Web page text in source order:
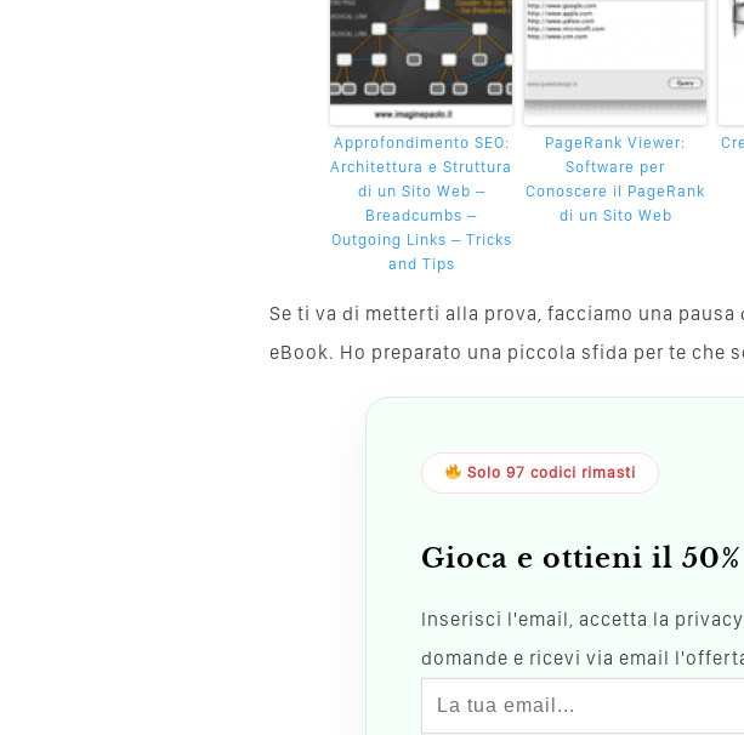
Approfondimento SEO:
Architettura e Struttura
di un Sito Web –
Breadcumbs –
Outgoing Links – Tricks
and Tips
PageRank Viewer:
Software per
Conoscere il PageRank
di un Sito Web
Se ti va di metterti alla prova, facciamo una
eBook. Ho preparato una piccola sfida per te che
Solo 97 codici rimasti
Gioca e ottieni il
Inserisci l'email, accetta la
domande e ricevi via email